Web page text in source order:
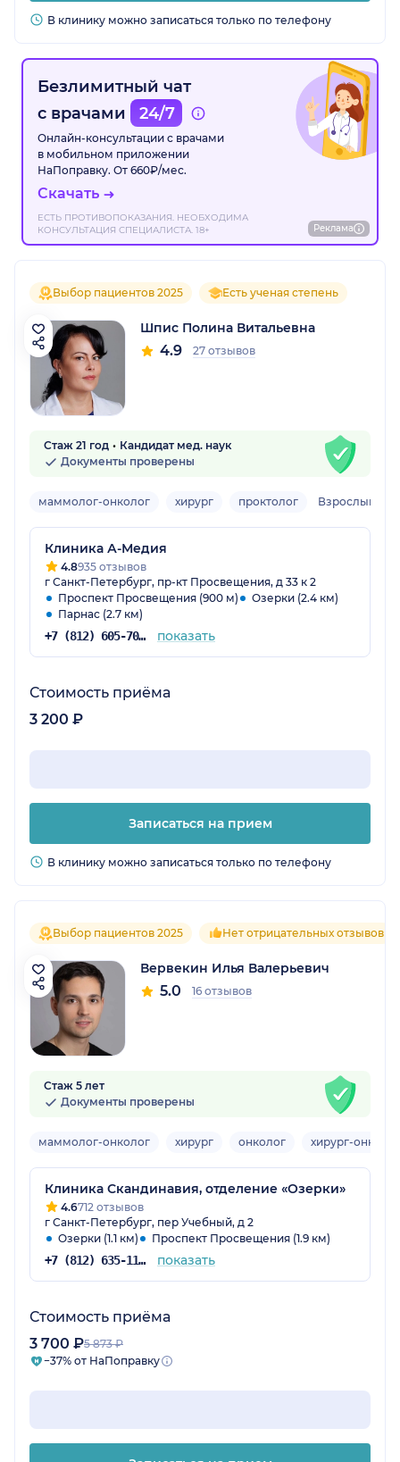
В клинику можно записаться только по телефону
Безлимитный чат
с врачами
24/7
Онлайн-консультации с врачами
в мобильном приложении
НаПоправку. От 660₽/мес.
Скачать
ЕСТЬ ПРОТИВОПОКАЗАНИЯ. НЕОБХОДИМА
КОНСУЛЬТАЦИЯ СПЕЦИАЛИСТА. 18+
Реклама
Выбор пациентов 2025 Есть ученая степень
Шпис Полина Витальевна
4.9 27 отзывов
Стаж 21 год
Кандидат мед. наук
Документы проверены
маммолог-онколог хирург проктолог Взрослый
Клиника А-Медия
4.8935 отзывов
г Санкт-Петербург, пр-кт Просвещения, д 33 к 2
Проспект Просвещения (900 м)
Озерки (2.4 км)
Парнас (2.7 км)
+7 (812) 605-70-31 показать
Стоимость приёма
3 200 ₽
Записаться на прием
В клинику можно записаться только по телефону
Выбор пациентов 2025 Нет отрицательных отзывов
Вервекин Илья Валерьевич
5.0 16 отзывов
Стаж 5 лет
Документы проверены
маммолог-онколог хирург онколог хирург-онколог
Клиника Скандинавия, отделение «Озерки»
4.6712 отзывов
г Санкт-Петербург, пер Учебный, д 2
Озерки (1.1 км)
Проспект Просвещения (1.9 км)
+7 (812) 635-11-79 показать
Стоимость приёма
3 700 ₽5 873 ₽
−37% от НаПоправку